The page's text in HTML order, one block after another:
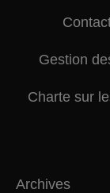
Gestion
Charte sur
Archives